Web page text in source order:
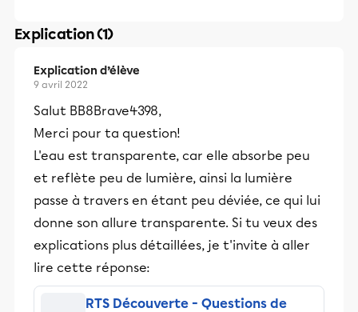
Explication (1)
Explication d’élève
9 avril 2022
Salut BB8Brave4398,
Merci pour ta question!
L'eau est transparente, car elle absorbe peu
et reflète peu de lumière, ainsi la lumière
passe à travers en étant peu déviée, ce qui lui
donne son allure transparente. Si tu veux des
explications plus détaillées, je t'invite à aller
lire cette réponse:
RTS Découverte - Questions de